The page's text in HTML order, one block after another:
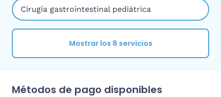
Cirugía gastrointestinal pediátrica
Mostrar los 8 servicios
Métodos de pago disponibles